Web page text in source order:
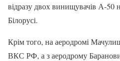
відразу двох винищувачів А-50
Білорусі.
Крім того, на аеродромі
ВКС РФ, а з аеродрому